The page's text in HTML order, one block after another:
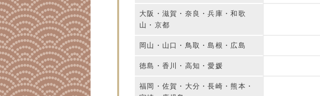
大阪・滋賀・奈良・兵庫・和歌
山・京都
岡山・山口・鳥取・島根・広島
徳島・香川・高知・愛媛
福岡・佐賀・大分・長崎・熊本・